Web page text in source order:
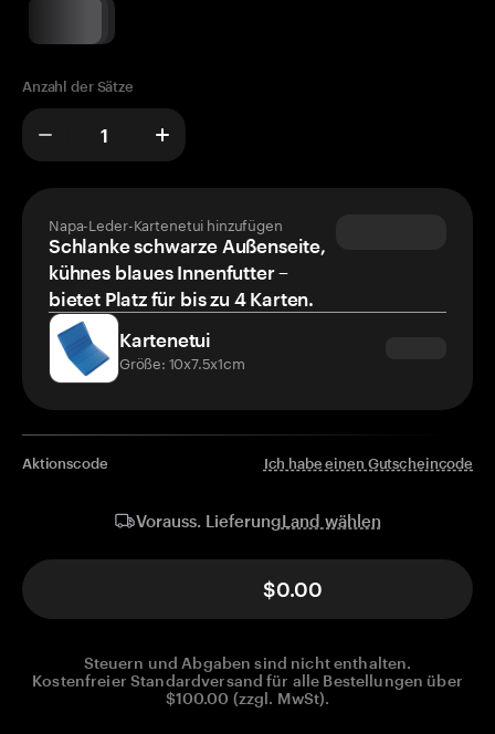
Anzahl der Sätze
Napa-Leder-Kartenetui hinzufügen
Schlanke schwarze Außenseite,
kühnes blaues Innenfutter –
bietet Platz für bis zu 4 Karten.
Kartenetui
Größe: 10x7.5x1cm
Aktionscode Ich habe einen Gutscheincode
Vorauss. LieferungLand wählen
$0.00
Steuern und Abgaben sind nicht enthalten.
Kostenfreier Standardversand für alle Bestellungen über
$100.00 (zzgl. MwSt).